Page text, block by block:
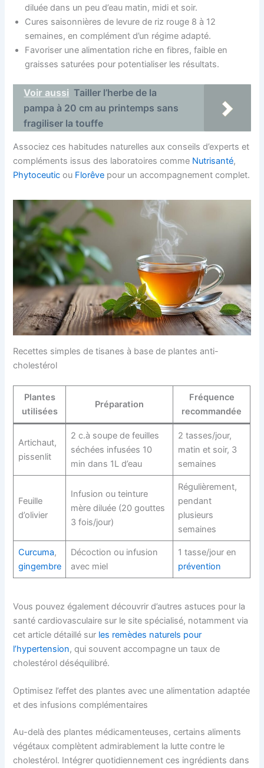
diluée dans un peu d’eau matin, midi et soir.
Cures saisonnières de levure de riz rouge 8 à 12
semaines, en complément d’un régime adapté.
Favoriser une alimentation riche en fibres, faible en
graisses saturées pour potentialiser les résultats.
Voir aussi Tailler l’herbe de la
pampa à 20 cm au printemps sans
fragiliser la touffe
Associez ces habitudes naturelles aux conseils d’experts et
compléments issus des laboratoires comme Nutrisanté,
Phytoceutic ou Florêve pour un accompagnement complet.
Recettes simples de tisanes à base de plantes anti-
cholestérol
Plantes
utilisées
Préparation
Fréquence
recommandée
Artichaut,
pissenlit
2 c.à soupe de feuilles
séchées infusées 10
min dans 1L d’eau
2 tasses/jour,
matin et soir, 3
semaines
Feuille
d’olivier
Infusion ou teinture
mère diluée (20 gouttes
3 fois/jour)
Régulièrement,
pendant
plusieurs
semaines
Curcuma,
gingembre
Décoction ou infusion
avec miel
1 tasse/jour en
prévention
Vous pouvez également découvrir d’autres astuces pour la
santé cardiovasculaire sur le site spécialisé, notamment via
cet article détaillé sur les remèdes naturels pour
l’hypertension, qui souvent accompagne un taux de
cholestérol déséquilibré.
Optimisez l’effet des plantes avec une alimentation adaptée
et des infusions complémentaires
Au-delà des plantes médicamenteuses, certains aliments
végétaux complètent admirablement la lutte contre le
cholestérol. Intégrer quotidiennement ces ingrédients dans